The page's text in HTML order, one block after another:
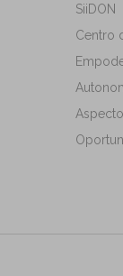
SiiDON
Centro